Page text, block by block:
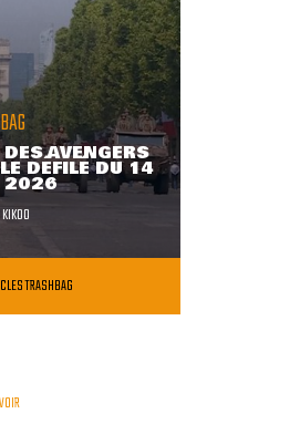
AVENGERS
DÉFILÉ DU 14
2026
TRASHBAG